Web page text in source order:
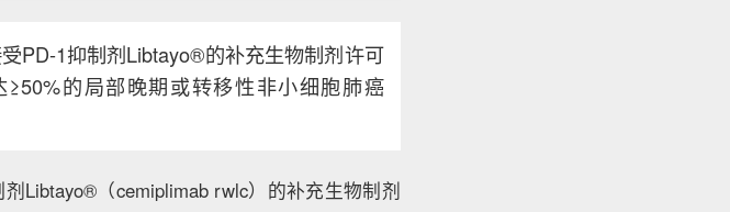
PD-1抑制剂Libtayo®的补充生物制剂许可
的局部晚期或转移性非小细胞肺癌
Libtayo®（cemiplimab rwlc）的补充生物制剂